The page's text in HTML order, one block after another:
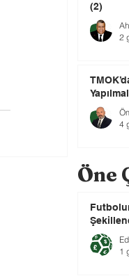
(2)
2
4
Öne
1